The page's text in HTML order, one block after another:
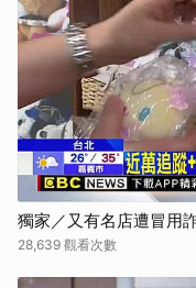
獨家／又有名店遭冒用
28,639 觀看次數